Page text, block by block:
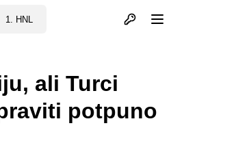
1. HNL Otvori profil
ali Turci
potpuno